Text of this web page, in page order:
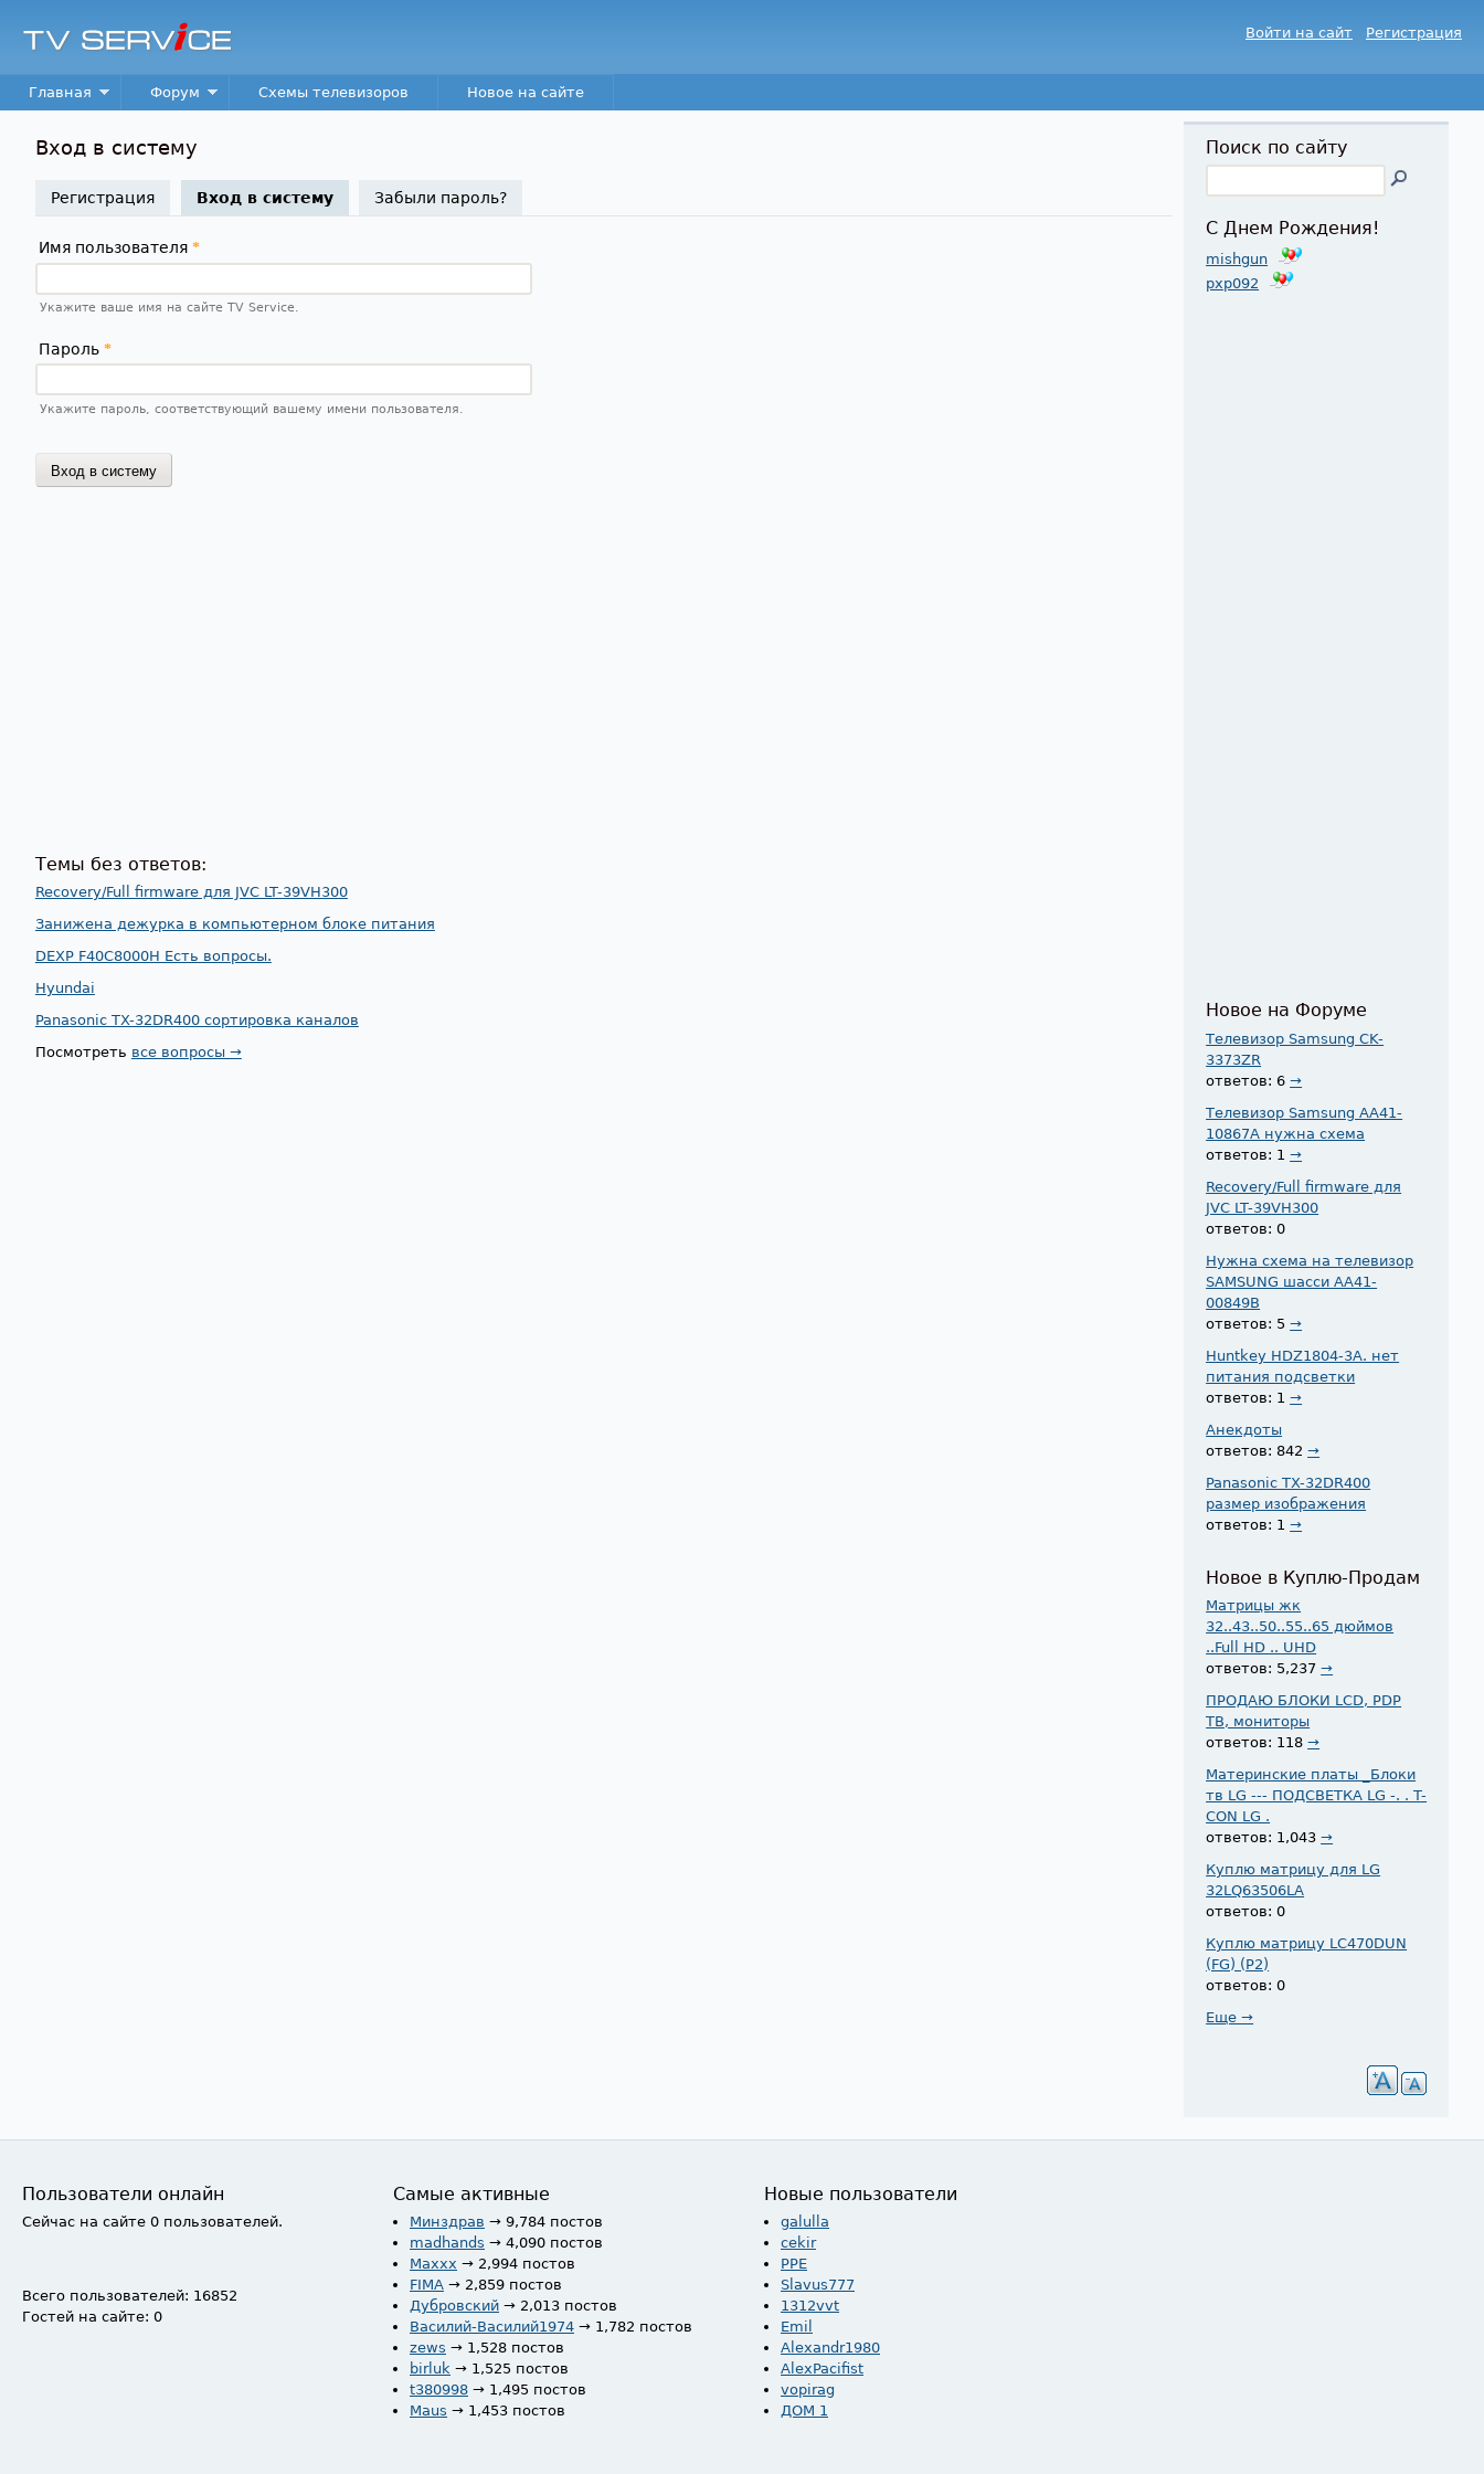
TV
Service
Войти на сайт Регистрация
Main menu
Главная Форум Схемы телевизоров Новое на сайте
Вход в систему
Регистрация Вход в систему(активная вкладка)
Забыли пароль?
Имя пользователя *
Укажите ваше имя на сайте TV Service.
Пароль *
Укажите пароль, соответствующий вашему имени пользователя.
Темы без ответов:
Recovery/Full firmware для JVC LT-39VH300
Занижена дежурка в компьютерном блоке питания
DEXP F40C8000H Есть вопросы.
Hyundai
Panasonic TX-32DR400 сортировка каналов
Посмотреть все вопросы →
Поиск по сайту
С Днем Рождения!
mishgun
pxp092
Новое на Форуме
Телевизор Samsung CK-
3373ZR
ответов: 6→
Телевизор Samsung AA41-
10867A нужна схема
ответов: 1→
Recovery/Full firmware для
JVC LT-39VH300
ответов: 0
Нужна схема на телевизор
SAMSUNG шасси AA41-
00849B
ответов: 5→
Huntkey HDZ1804-3A. нет
питания подсветки
ответов: 1→
Анекдоты
ответов: 842→
Panasonic TX-32DR400
размер изображения
ответов: 1→
Новое в Куплю-Продам
Матрицы жк
32..43..50..55..65 дюймов
..Full HD .. UHD
ответов: 5,237→
ПРОДАЮ БЛОКИ LCD, PDP
ТВ, мониторы
ответов: 118→
Материнские платы _Блоки
тв LG --- ПОДСВЕТКА LG -. . T-
CON LG .
ответов: 1,043→
Куплю матрицу для LG
32LQ63506LA
ответов: 0
Куплю матрицу LC470DUN
(FG) (P2)
ответов: 0
Еще →
Пользователи онлайн
Сейчас на сайте 0 пользователей.
Всего пользователей: 16852
Гостей на сайте: 0
Самые активные
Минздрав → 9,784 постов
madhands → 4,090 постов
Maxxx → 2,994 постов
FIMA → 2,859 постов
Дубровский → 2,013 постов
Василий-Василий1974 → 1,782 постов
zews → 1,528 постов
birluk → 1,525 постов
t380998 → 1,495 постов
Maus → 1,453 постов
Новые пользователи
galulla
cekir
PPE
Slavus777
1312vvt
Emil
Alexandr1980
AlexPacifist
vopirag
ДОМ 1